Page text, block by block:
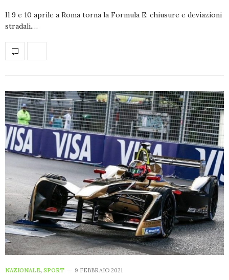
Il 9 e 10 aprile a Roma torna la Formula E: chiusure e deviazioni
stradali.…
NAZIONALE, SPORT 9 FEBBRAIO 2021